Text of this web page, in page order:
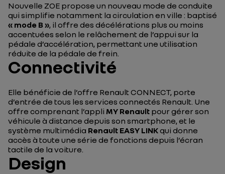
Nouvelle ZOE propose un nouveau mode de conduite
qui simplifie notamment la circulation en ville : baptisé
« mode B », il offre des décélérations plus ou moins
accentuées selon le relâchement de l’appui sur la
pédale d’accélération, permettant une utilisation
réduite de la pédale de frein.
Connectivité
Elle bénéficie de l’offre Renault CONNECT, porte
d’entrée de tous les services connectés Renault. Une
offre comprenant l’appli MY Renault pour gérer son
véhicule à distance depuis son smartphone, et le
système multimédia Renault EASY LINKqui donne
accès à toute une série de fonctions depuis l’écran
tactile de la voiture.
Design